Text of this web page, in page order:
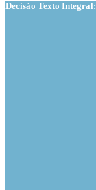
Decisão Texto Integral: